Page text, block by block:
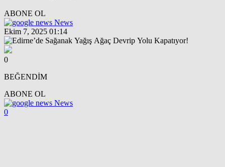
ABONE OL
News
Ekim 7, 2025 01:14
0
BEĞENDİM
ABONE OL
News
0